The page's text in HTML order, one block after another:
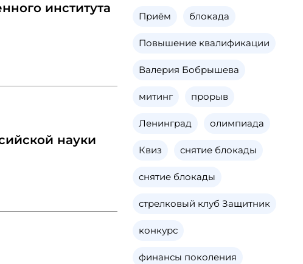
института
науки
Приём блокада
Повышение квалификации
Валерия Бобрышева
митинг прорыв
Ленинград олимпиада
Квиз снятие блокады
снятие блокады
стрелковый клуб Защитник
конкурс
финансы поколения